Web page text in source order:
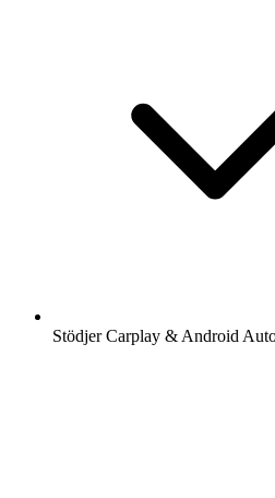
Stödjer Carplay & Android